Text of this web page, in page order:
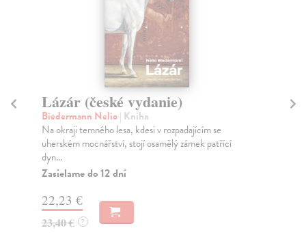
Lázár (české vydanie)
Biedermann Nelio| Kniha
Na okraji temného lesa, kdesi v rozpadajícím se
uherském mocnářství, stojí osamělý zámek patřící
dyn...
Zasielame do 12 dní
22,23 €
23,40 € ?